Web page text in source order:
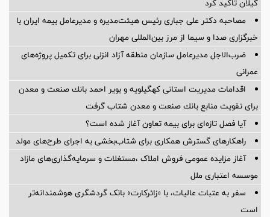
گیلان تاکید کرد
مصاحبه دکتر علی جباری رئیس هیئت‌مدیره و مدیرعامل بیمه ایران با
خبرگزاری صدا و سیما از مرز بین‌المللی مهران
ضرب‌الاجل مدیرعامل سازمان منطقه آزاد انزلی برای تكمیل پروژه‌های
عمرانی
اقدامات مدیریت استانی كهگیلویه و بویر احمد بانك صنعت و معدن
برای تقویت منابع بانك صنعت و معدن شتاب گرفت
آیا فصل تازه‌ای برای بیمه تعاون آغاز شده است؟
راهکارهای گسترش همکاری برای شتاب‌بخشی به اجرای طرح‌های مولد
آغاز مزایده عمومی فروش املاک ،مستغلات و سرمایه‌گذاری‌های مازاد
موسسه اعتباری ملل
سفر به عتبات عالیات، با «زائرکارت» بانک گردشگری هوشمندانه‌تر
است